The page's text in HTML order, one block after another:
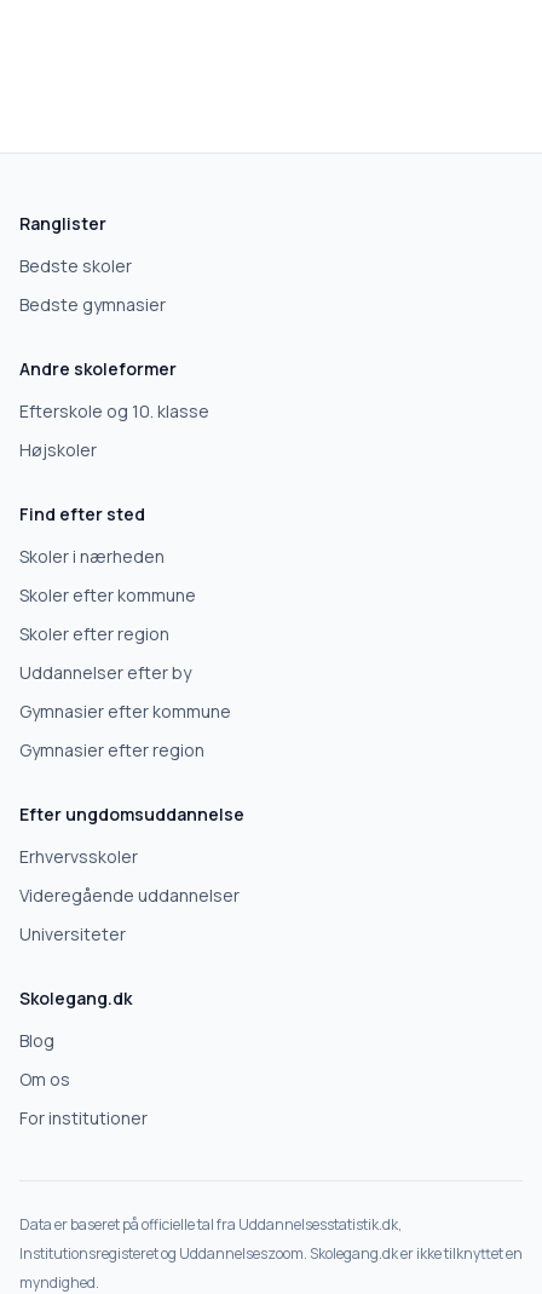
Ranglister
Bedste skoler
Bedste gymnasier
Andre skoleformer
Efterskole og 10. klasse
Højskoler
Find efter sted
Skoler i nærheden
Skoler efter kommune
Skoler efter region
Uddannelser efter by
Gymnasier efter kommune
Gymnasier efter region
Efter ungdomsuddannelse
Erhvervsskoler
Videregående uddannelser
Universiteter
Skolegang.dk
Blog
Om os
For institutioner
Data er baseret på officielle tal fra Uddannelsesstatistik.dk,
Institutionsregisteret og Uddannelseszoom. Skolegang.dk er ikke tilknyttet en
myndighed.